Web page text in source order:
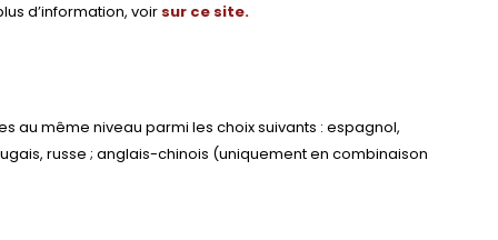
d’information, voir sur ce site.
au même niveau parmi les choix suivants : espagnol,
russe ; anglais-chinois (uniquement en combinaison